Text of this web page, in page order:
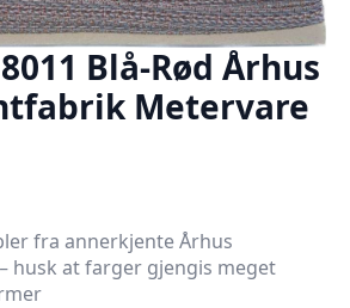
Blå-Rød Århus
Metervare
fra annerkjente Århus
husk at farger gjengis meget